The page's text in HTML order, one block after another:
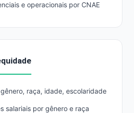
e operacionais por CNAE
raça, idade, escolaridade
salariais por gênero e raça